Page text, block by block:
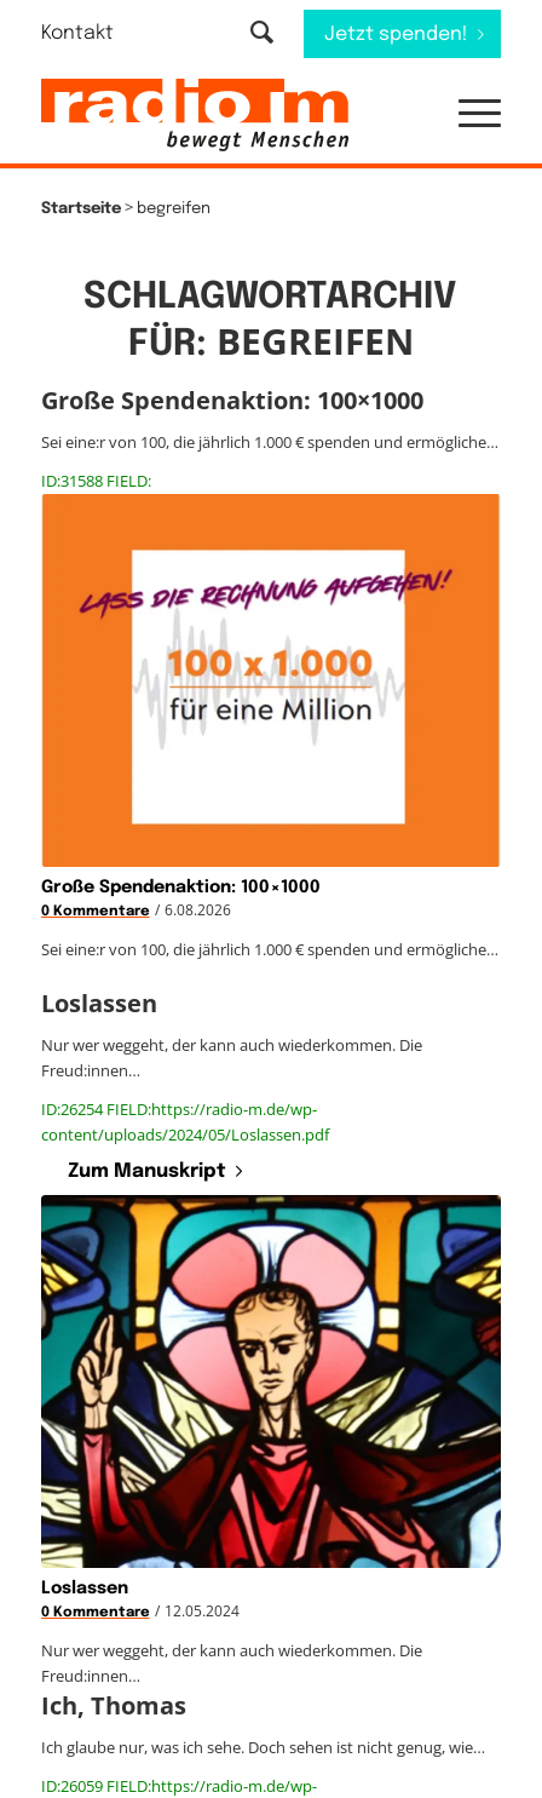
Kontakt Jetzt spenden!
Startseite> begreifen
SCHLAGWORTARCHIV
FÜR: BEGREIFEN
Große Spendenaktion: 100×1000
Sei eine:r von 100, die jährlich 1.000 € spenden und ermögliche…
ID:31588 FIELD:
Große Spendenaktion: 100×1000
0 Kommentare / 6.08.2026
Sei eine:r von 100, die jährlich 1.000 € spenden und ermögliche…
Loslassen
Nur wer weggeht, der kann auch wiederkommen. Die
Freud:innen…
ID:26254 FIELD:https://radio-m.de/wp-
content/uploads/2024/05/Loslassen.pdf
Zum Manuskript
Loslassen
0 Kommentare / 12.05.2024
Nur wer weggeht, der kann auch wiederkommen. Die
Freud:innen…
Ich, Thomas
Ich glaube nur, was ich sehe. Doch sehen ist nicht genug, wie…
ID:26059 FIELD:https://radio-m.de/wp-